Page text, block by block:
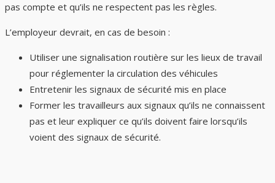
pas compte et qu’ils ne respectent pas les règles.
L’employeur devrait, en cas de besoin :
Utiliser une signalisation routière sur les lieux de travail
pour réglementer la circulation des véhicules
Entretenir les signaux de sécurité mis en place
Former les travailleurs aux signaux qu’ils ne connaissent
pas et leur expliquer ce qu’ils doivent faire lorsqu’ils
voient des signaux de sécurité.